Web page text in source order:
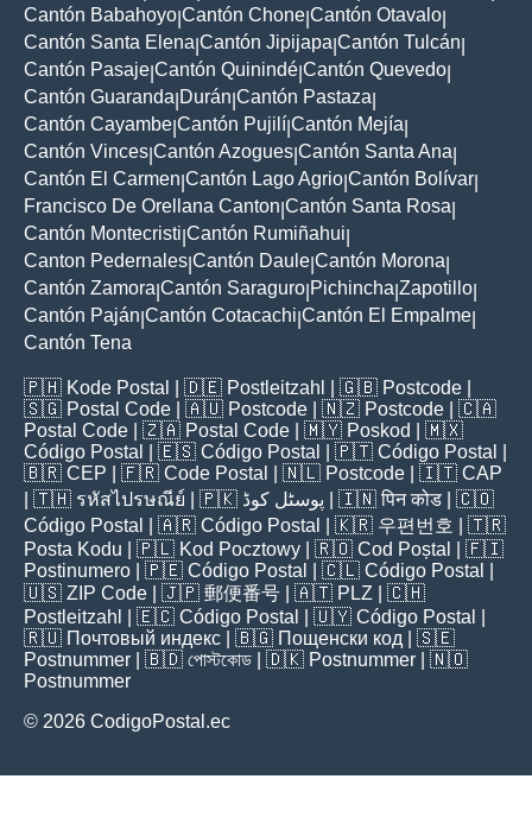
Cantón Babahoyo Cantón Chone Cantón Otavalo
Cantón Santa Elena Cantón Jipijapa Cantón Tulcán
Cantón Pasaje Cantón Quinindé Cantón Quevedo
Cantón Guaranda Durán Cantón Pastaza
Cantón Cayambe Cantón Pujilí Cantón Mejía
Cantón Vinces Cantón Azogues Cantón Santa Ana
Cantón El Carmen Cantón Lago Agrio Cantón Bolívar
Francisco De Orellana Canton Cantón Santa Rosa
Cantón Montecristi Cantón Rumiñahui
Canton Pedernales Cantón Daule Cantón Morona
Cantón Zamora Cantón Saraguro Pichincha Zapotillo
Cantón Paján Cantón Cotacachi Cantón El Empalme
Cantón Tena
🇵🇭 Kode Postal | 🇩🇪 Postleitzahl | 🇬🇧 Postcode
🇸🇬 Postal Code | 🇦🇺 Postcode | 🇳🇿 Postcode | 🇨🇦
Postal Code | 🇿🇦 Postal Code | 🇲🇾 Poskod
| 🇲🇽
Código Postal
| 🇪🇸 Código Postal | 🇵🇹 Código Postal
🇧🇷 CEP | 🇫🇷 Code Postal | 🇳🇱 Postcode | 🇮🇹 CAP
| 🇹🇭 รหัสไปรษณีย์ | 🇵🇰 پوسٹل کوڈ | 🇮🇳पिन कोड | 🇨🇴
Código Postal
| 🇦🇷 Código Postal | 🇰🇷 우편번호
| 🇹🇷
Posta Kodu | 🇵🇱 Kod Pocztowy | 🇷🇴 Cod Poștal
| 🇫🇮
Postinumero | 🇵🇪 Código Postal | 🇨🇱 Código Postal
🇺🇸 ZIP Code | 🇯🇵 郵便番号 | 🇦🇹 PLZ | 🇨🇭
Postleitzahl
| 🇪🇨 Código Postal | 🇺🇾 Código Postal
🇷🇺 Почтовый индекс | 🇧🇬 Пощенски код | 🇸🇪
Postnummer | 🇧🇩 পোস্টকোড | 🇩🇰 Postnummer | 🇳🇴
Postnummer
© 2026 CodigoPostal.ec